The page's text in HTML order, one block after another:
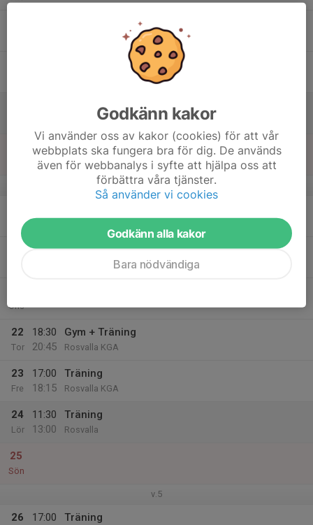
v.4
Mån 18:15
17:15
Gym + Träning
Rosvalla KGA
Ons
22
Tor
18:30
20:45
Gym + Träning
Rosvalla KGA
23
Fre
17:00
18:15
Träning
Rosvalla KGA
24
Lör
11:30
13:00
Träning
Rosvalla
25
Sön
v.5
26
17:00
Träning
Godkänn kakor
Vi använder oss av kakor (cookies) för att vår
webbplats ska fungera bra för dig. De används
även för webbanalys i syfte att hjälpa oss att
förbättra våra tjänster.
Så använder vi cookies
Godkänn alla kakor
Bara nödvändiga